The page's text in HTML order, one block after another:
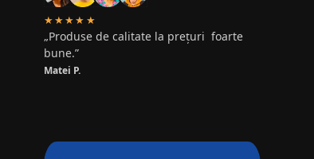
★★★★★
„Produse de calitate la prețuri foarte
bune.”
Matei P.